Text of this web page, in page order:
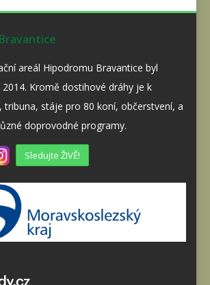
areál Hipodromu Bravantice byl
2014. Kromě dostihové dráhy je k
tribuna, stáje pro 80 koní, občerstvení, a
doprovodné programy.
Sledujte ŽIVĚ!